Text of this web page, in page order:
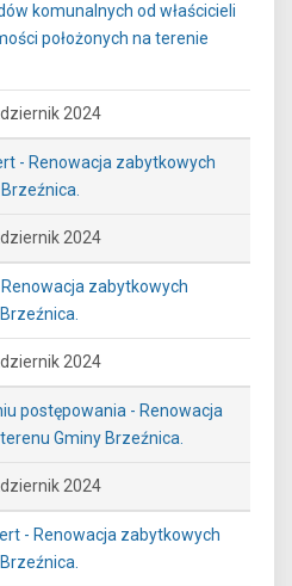
komunalnych od właścicieli
położonych na terenie
2024
- Renowacja zabytkowych
2024
zabytkowych
2024
postępowania - Renowacja
Gminy Brzeźnica.
2024
- Renowacja zabytkowych